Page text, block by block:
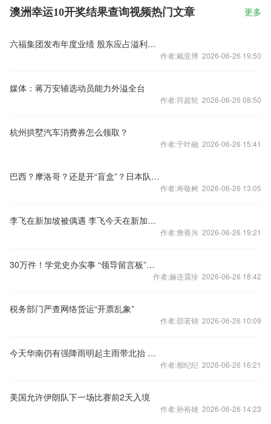
澳洲幸运10开奖结果查询视频热门文章 更多
六福集团发布年度业绩 股东应占溢利20.46亿港元同比增86%
作者:戴亚博 2026-06-26 19:50
媒体：蒋万安辅选动员能力外溢全台
作者:符超轮 2026-06-26 08:50
杭州拱墅汽车消费券怎么领取？
作者:于叶融 2026-06-26 15:41
巴西？摩洛哥？还是开“盲盒”？日本队如何选？| 快来测测你的“球运”
作者:寿敬树 2026-06-26 13:05
李飞在新加坡被偶遇 李飞今天在新加坡被网友偶遇了
作者:詹善兴 2026-06-26 19:21
30万件！学党史办实事 “领导留言板”助力解决群众“急难愁盼”
作者:赫连震珍 2026-06-26 18:42
税务部门严查网络货运“开票乱象”
作者:邵茗锦 2026-06-26 10:09
今天华南仍有强降雨明起主雨带北抬 新疆河南等地高温频繁
作者:都纪纪 2026-06-26 16:21
美国允许伊朗队下一场比赛前2天入境
作者:孙裕雄 2026-06-26 14:23